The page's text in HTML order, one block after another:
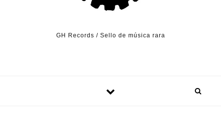
GH Records / Sello de música rara